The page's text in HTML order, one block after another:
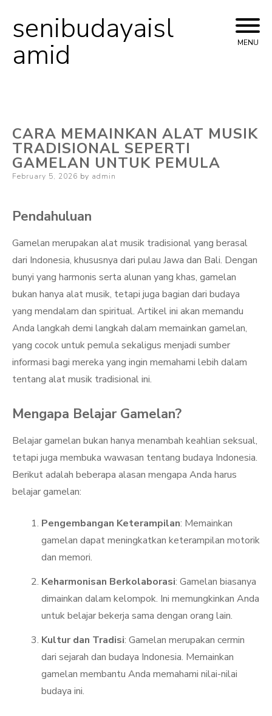
Skip
to
senibudayaisl
amid MENU
CARA MEMAINKAN ALAT MUSIK
TRADISIONAL SEPERTI
GAMELAN UNTUK PEMULA
Posted
February 5, 2026 by admin
Pendahuluan
Gamelan merupakan alat musik tradisional yang berasal
dari Indonesia, khususnya dari pulau Jawa dan Bali. Dengan
bunyi yang harmonis serta alunan yang khas, gamelan
bukan hanya alat musik, tetapi juga bagian dari budaya
yang mendalam dan spiritual. Artikel ini akan memandu
Anda langkah demi langkah dalam memainkan gamelan,
yang cocok untuk pemula sekaligus menjadi sumber
informasi bagi mereka yang ingin memahami lebih dalam
tentang alat musik tradisional ini.
Mengapa Belajar Gamelan?
Belajar gamelan bukan hanya menambah keahlian seksual,
tetapi juga membuka wawasan tentang budaya Indonesia.
Berikut adalah beberapa alasan mengapa Anda harus
belajar gamelan:
Pengembangan Keterampilan: Memainkan
gamelan dapat meningkatkan keterampilan motorik
dan memori.
Keharmonisan Berkolaborasi: Gamelan biasanya
dimainkan dalam kelompok. Ini memungkinkan Anda
untuk belajar bekerja sama dengan orang lain.
Kultur dan Tradisi: Gamelan merupakan cermin
dari sejarah dan budaya Indonesia. Memainkan
gamelan membantu Anda memahami nilai-nilai
budaya ini.